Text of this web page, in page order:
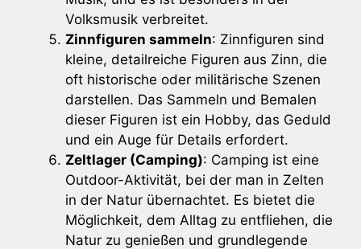
Volksmusik verbreitet.
Zinnfiguren sammeln: Zinnfiguren sind
kleine, detailreiche Figuren aus Zinn, die
oft historische oder militärische Szenen
darstellen. Das Sammeln und Bemalen
dieser Figuren ist ein Hobby, das Geduld
und ein Auge für Details erfordert.
Zeltlager (Camping): Camping ist eine
Outdoor-Aktivität, bei der man in Zelten
in der Natur übernachtet. Es bietet die
Möglichkeit, dem Alltag zu entfliehen, die
Natur zu genießen und grundlegende